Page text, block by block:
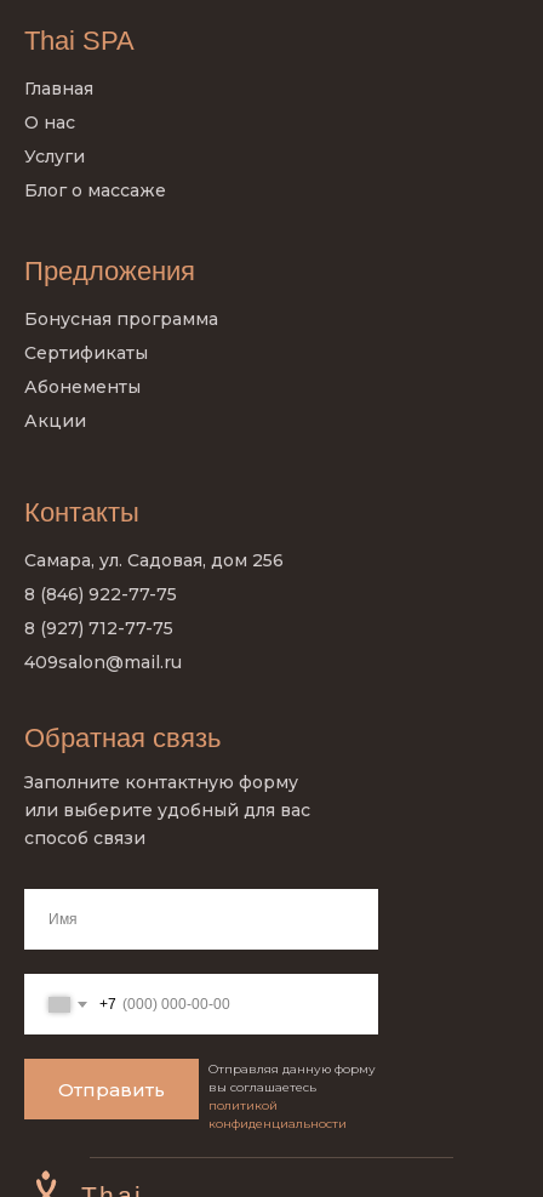
Thai SPA
Предложения
Контакты
Обратная связь
Главная
О нас
Услуги
Блог о массаже
Заполните контактную форму
или выберите удобный для вас
способ связи
Самара, ул. Садовая, дом 256
8 (846) 922-77-75
8 (927) 712-77-75
409salon@mail.ru
+7
Отправить
Бонусная программа
Сертификаты
Абонементы
Акции
Отправляя данную форму
вы соглашаетесь
политикой
конфиденциальности